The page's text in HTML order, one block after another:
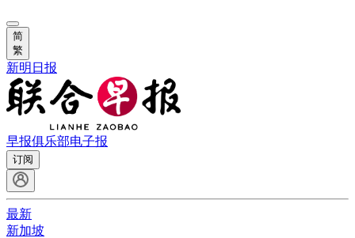
简
繁
新明日报
早报俱乐部电子报
订阅
最新
新加坡